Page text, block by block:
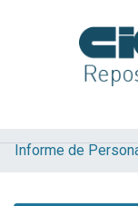
Explorar